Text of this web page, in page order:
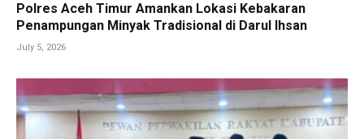
Polres Aceh Timur Amankan Lokasi Kebakaran
Penampungan Minyak Tradisional di Darul Ihsan
July 5, 2026